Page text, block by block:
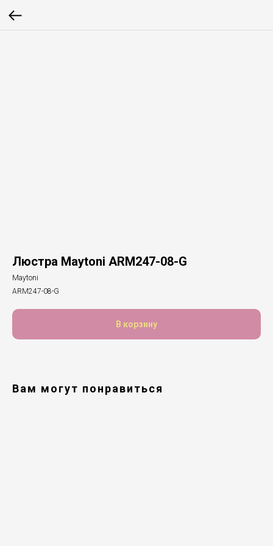
Люстра Maytoni ARM247-08-G
Maytoni
ARM247-08-G
В корзину
Вам могут понравиться